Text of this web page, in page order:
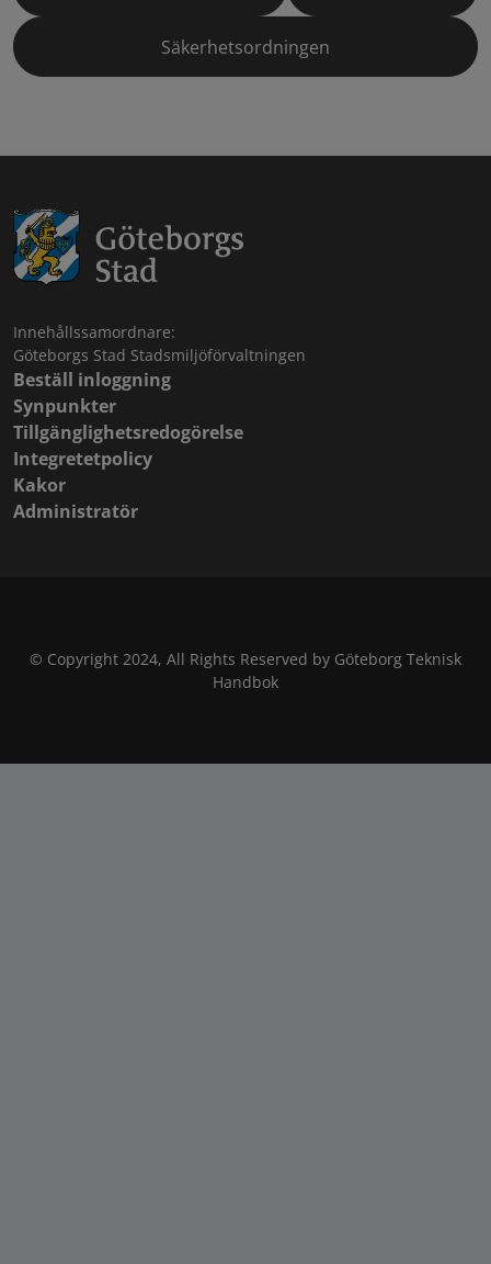
Säkerhetsordningen
Innehållssamordnare:
Göteborgs Stad Stadsmiljöförvaltningen
Beställ inloggning
Synpunkter
Tillgänglighetsredogörelse
Integretetpolicy
Kakor
Administratör
© Copyright 2024, All Rights Reserved by Göteborg Teknisk
Handbok